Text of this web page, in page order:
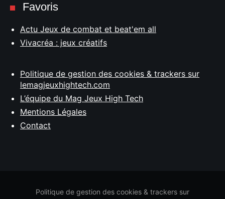
Favoris
Actu Jeux de combat et beat'em all
Vivacréa : jeux créatifs
Politique de gestion des cookies & trackers sur
lemagjeuxhightech.com
L’équipe du Mag Jeux High Tech
Mentions Légales
Contact
Politique de gestion des cookies & trackers sur